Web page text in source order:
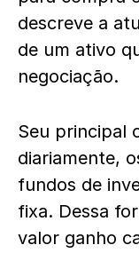
descreve a
de um ativo
negociação.
Seu principal
diariamente,
fundos de
fixa. Dessa
valor ganho